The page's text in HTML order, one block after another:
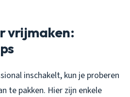
vrijmaken:
inschakelt, kun je proberen
te pakken. Hier zijn enkele